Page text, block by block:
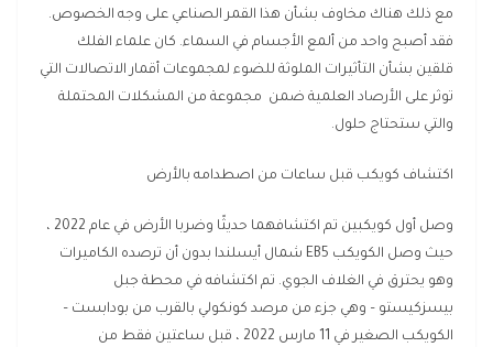
مع ذلك هناك مخاوف بشأن هذا القمر الصناعي على وجه الخصوص.
فقد أصبح واحد من ألمع الأجسام في السماء. كان علماء الفلك
قلقين بشأن التأثيرات الملوثة للضوء لمجموعات أقمار الاتصالات التي
توثر على الأرصاد العلمية ضمن مجموعة من المشكلات المحتملة
والتي ستحتاج حلول.
اكتشاف كويكب قبل ساعات من اصطدامه بالأرض
وصل أول كويكبين تم اكتشافهما حديثًا وضربا الأرض في عام 2022 ،
حيث وصل الكويكب EB5 شمال أيسلندا بدون أن ترصده الكاميرات
وهو يحترق في الغلاف الجوي. تم اكتشافه في محطة جبل
بيسزكيستو – وهي جزء من مرصد كونكولي بالقرب من بودابست –
الكويكب الصغير في 11 مارس 2022 ، قبل ساعتين فقط من